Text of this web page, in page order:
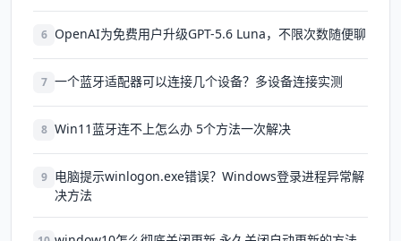
6 OpenAI为免费用户升级GPT-5.6 Luna，不限次数随便聊
7 一个蓝牙适配器可以连接几个设备？多设备连接实测
8 Win11蓝牙连不上怎么办 5个方法一次解决
9 电脑提示winlogon.exe错误？Windows登录进程异常解
决方法